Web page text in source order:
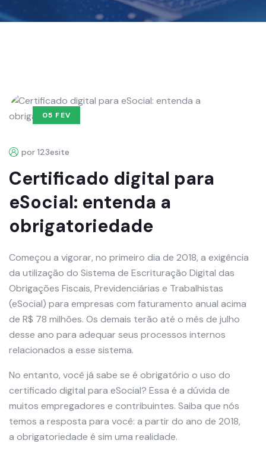
05 FEV
por 123esite
Certificado digital para
eSocial: entenda a
obrigatoriedade
Começou a vigorar, no primeiro dia de 2018, a exigência
da utilização do Sistema de Escrituração Digital das
Obrigações Fiscais, Previdenciárias e Trabalhistas
(eSocial) para empresas com faturamento anual acima
de R$ 78 milhões. Os demais terão até o mês de julho
desse ano para adequar seus processos internos
relacionados a esse sistema.
No entanto, você já sabe se é obrigatório o uso do
certificado digital para eSocial? Essa é a dúvida de
muitos empregadores e contribuintes. Saiba que nós
temos a resposta para você: a partir do ano de 2018,
a obrigatoriedade é sim uma realidade.